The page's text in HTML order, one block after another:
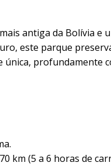
antiga da Bolívia
este parque
profundamente
km (5 a 6 horas de